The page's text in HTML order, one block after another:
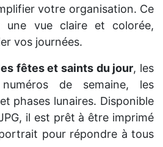
votre organisation. Ce
une vue claire et colorée,
vos journées.
fêtes et saints du jour, les
de semaine, les
phases lunaires. Disponible
il est prêt à être imprimé
pour répondre à tous